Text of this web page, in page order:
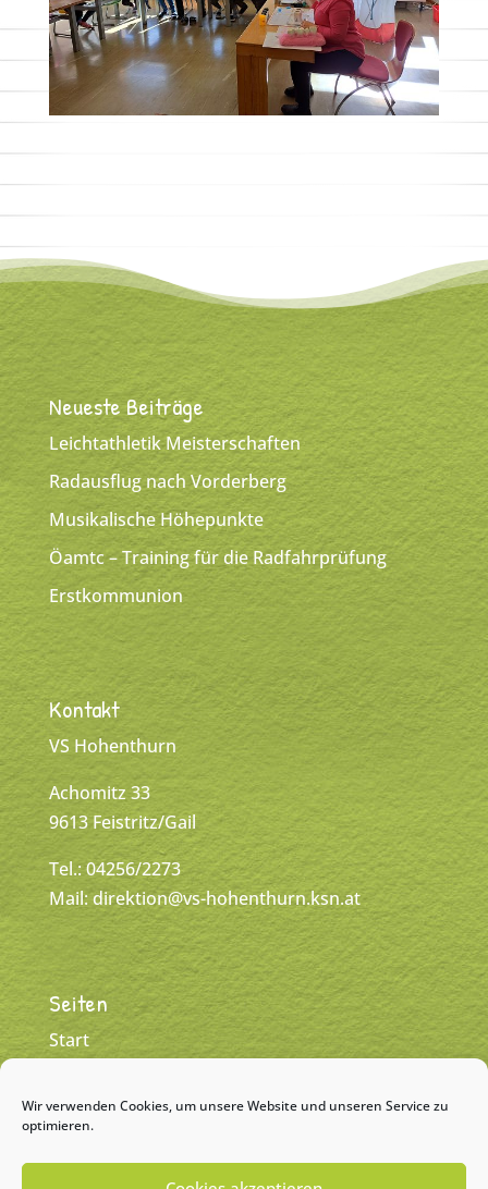
Wir verwenden Cookies, um unsere Website und unseren Service zu
optimieren.
Neueste Beiträge
Leichtathletik Meisterschaften
Radausflug nach Vorderberg
Musikalische Höhepunkte
Öamtc – Training für die Radfahrprüfung
Erstkommunion
Kontakt
VS Hohenthurn
Achomitz 33
9613 Feistritz/Gail
Tel.: 04256/2273
Mail:direktion@vs-hohenthurn.ksn.at
Seiten
Start
Team